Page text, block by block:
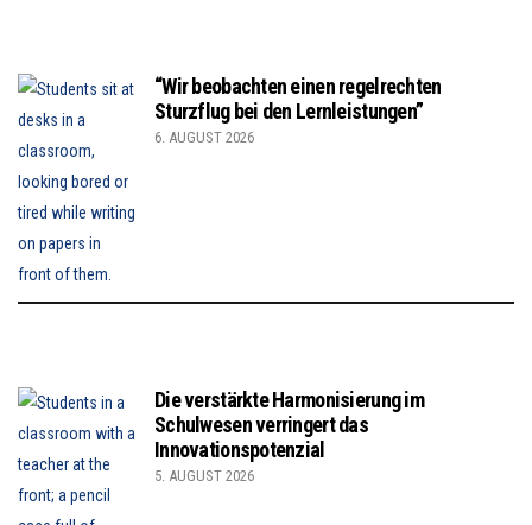
“Wir beobachten einen regelrechten
Sturzflug bei den Lernleistungen”
6. AUGUST 2026
Die verstärkte Harmonisierung im
Schulwesen verringert das
Innovationspotenzial
5. AUGUST 2026